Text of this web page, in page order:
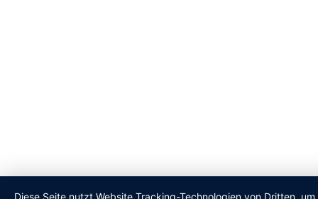
Diese Seite nutzt Website Tracking-Technologien von Dritten,